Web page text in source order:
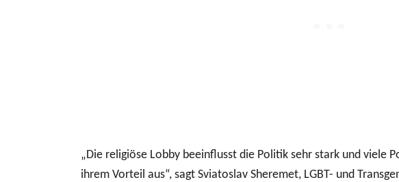
„Die religiöse Lobby beeinflusst die Politik sehr stark und viele
ihrem Vorteil aus“, sagt Sviatoslav Sheremet, LGBT- und